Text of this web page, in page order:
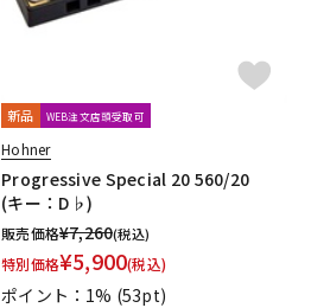
新品 WEB注文店頭受取可
Hohner
Progressive Special 20 560/20
(キー：D♭)
販売価格¥7,260(税込)
特別価格¥5,900(税込)
ポイント：1% (53pt)